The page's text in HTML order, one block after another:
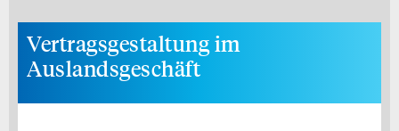
Vertragsgestaltung im
Auslandsgeschäft